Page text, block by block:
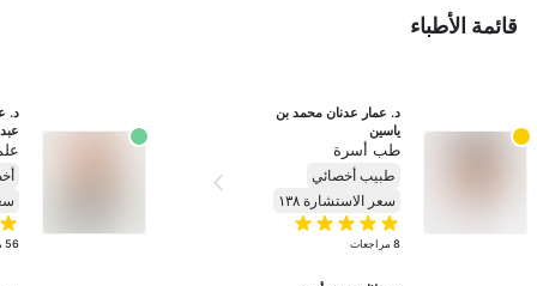
قائمة الأطباء
ياسين
طب أسرة
طبيب أخصائي
سعر الاستشارة ١٣٨
8 مراجعات 56